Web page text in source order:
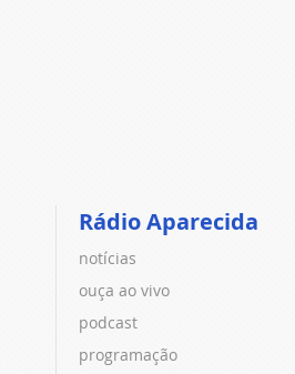
Rádio Aparecida
notícias
ouça ao vivo
podcast
programação